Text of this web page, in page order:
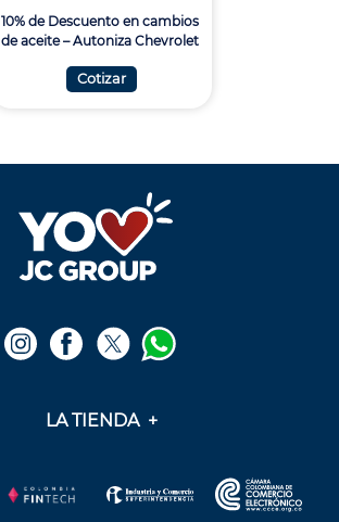
10% de Descuento en cambios
de aceite – Autoniza Chevrolet
Cotizar
LA TIENDA +
Mis pedidos